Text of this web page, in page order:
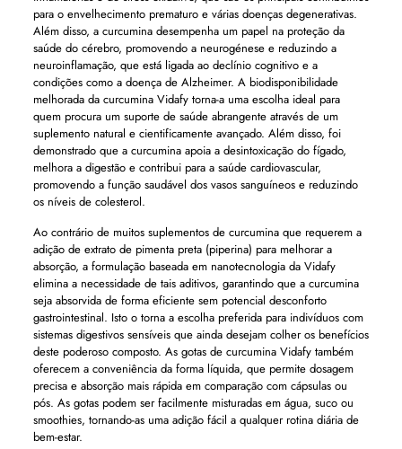
para o envelhecimento prematuro e várias doenças degenerativas.
Além disso, a curcumina desempenha um papel na proteção da
saúde do cérebro, promovendo a neurogénese e reduzindo a
neuroinflamação, que está ligada ao declínio cognitivo e a
condições como a doença de Alzheimer. A biodisponibilidade
melhorada da curcumina Vidafy torna-a uma escolha ideal para
quem procura um suporte de saúde abrangente através de um
suplemento natural e cientificamente avançado. Além disso, foi
demonstrado que a curcumina apoia a desintoxicação do fígado,
melhora a digestão e contribui para a saúde cardiovascular,
promovendo a função saudável dos vasos sanguíneos e reduzindo
os níveis de colesterol.
Ao contrário de muitos suplementos de curcumina que requerem a
adição de extrato de pimenta preta (piperina) para melhorar a
absorção, a formulação baseada em nanotecnologia da Vidafy
elimina a necessidade de tais aditivos, garantindo que a curcumina
seja absorvida de forma eficiente sem potencial desconforto
gastrointestinal. Isto o torna a escolha preferida para indivíduos com
sistemas digestivos sensíveis que ainda desejam colher os benefícios
deste poderoso composto. As gotas de curcumina Vidafy também
oferecem a conveniência da forma líquida, que permite dosagem
precisa e absorção mais rápida em comparação com cápsulas ou
pós. As gotas podem ser facilmente misturadas em água, suco ou
smoothies, tornando-as uma adição fácil a qualquer rotina diária de
bem-estar.